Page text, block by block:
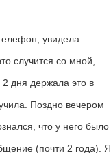
увидела
случится со мной,
дня держала это в
Поздно вечером
что у него было
(почти 2 года). Я